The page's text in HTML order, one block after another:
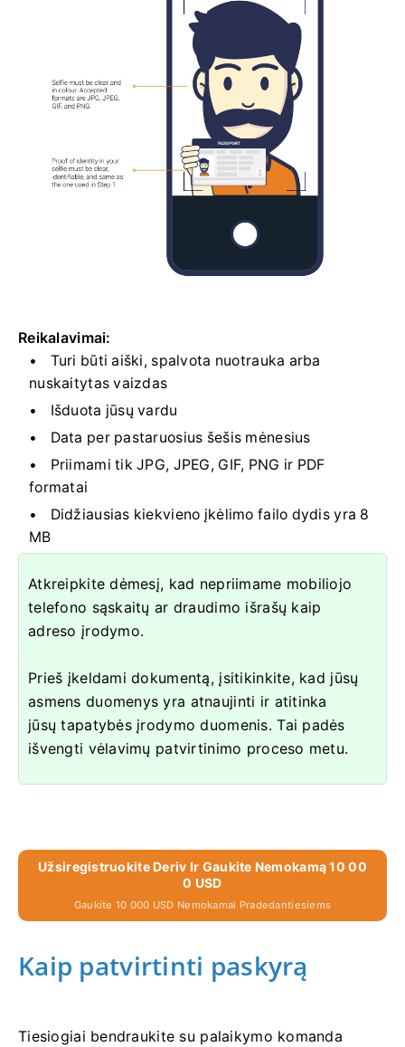
Reikalavimai:
Turi būti aiški, spalvota nuotrauka arba
nuskaitytas vaizdas
Išduota jūsų vardu
Data per pastaruosius šešis mėnesius
Priimami tik JPG, JPEG, GIF, PNG ir PDF
formatai
Didžiausias kiekvieno įkėlimo failo dydis yra 8
MB
Atkreipkite dėmesį, kad nepriimame mobiliojo
telefono sąskaitų ar draudimo išrašų kaip
adreso įrodymo.
Prieš įkeldami dokumentą, įsitikinkite, kad jūsų
asmens duomenys yra atnaujinti ir atitinka
jūsų tapatybės įrodymo duomenis. Tai padės
išvengti vėlavimų patvirtinimo proceso metu.
Užsiregistruokite Deriv Ir Gaukite Nemokamą 10 00
0 USD
Gaukite 10 000 USD Nemokamai Pradedantiesiems
Kaip patvirtinti paskyrą
Tiesiogiai bendraukite su palaikymo komanda